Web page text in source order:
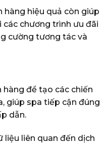
hàng hiệu quả còn giúp
chương trình ưu đãi
cường tương tác và
hàng để tạo các chiến
giúp spa tiếp cận đúng
dẫn.
liệu liên quan đến dịch